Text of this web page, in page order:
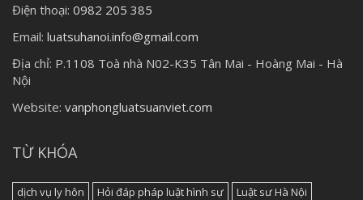
Điện thoại: 0982 205 385
Email: luatsuhanoi.info@gmail.com
Địa chỉ: P.1108 Toà nhà N02-K35 Tân Mai - Hoàng Mai - Hà
Nội
Website: vanphongluatsuanviet.com
TỪ KHÓA
dịch vụ ly hôn Hỏi đáp pháp luật hình sự
Luật sư Hà Nội